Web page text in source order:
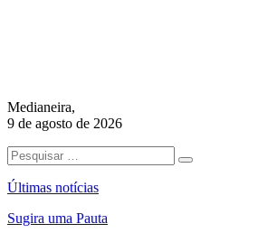
Medianeira,
9 de agosto de 2026
Últimas notícias
Sugira uma Pauta